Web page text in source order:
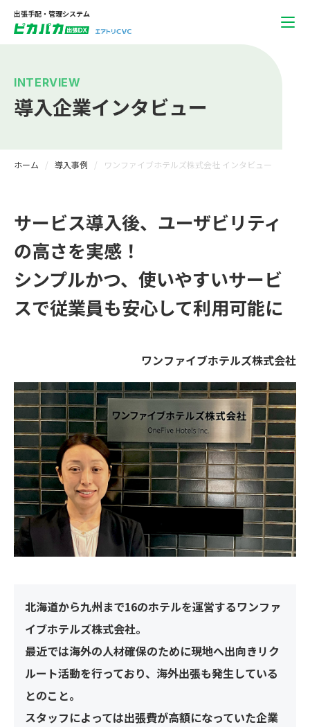
出張手配・管理システム
INTERVIEW
導入企業インタビュー
ホーム 導入事例 ワンファイブホテルズ株式会社 インタビュー
サービス導入後、ユーザビリティ
の高さを実感！
シンプルかつ、使いやすいサービ
スで従業員も安心して利用可能に
ワンファイブホテルズ株式会社
北海道から九州まで16のホテルを運営するワンファ
イブホテルズ株式会社。
最近では海外の人材確保のために現地へ出向きリク
ルート活動を行っており、海外出張も発生している
とのこと。
スタッフによっては出張費が高額になっていた企業